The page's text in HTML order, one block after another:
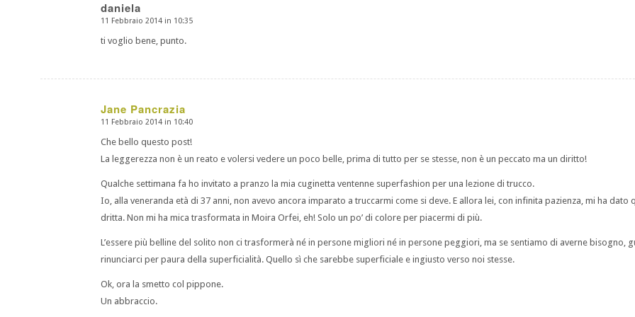
daniela
dice:
11 Febbraio 2014 in 10:35
ti voglio bene, punto.
Jane Pancrazia
dice:
11 Febbraio 2014 in 10:40
Che bello questo post!
La leggerezza non è un reato e volersi vedere un poco belle, prima di tutto per se stesse, non è un peccato ma un diritto!
Qualche settimana fa ho invitato a pranzo la mia cuginetta ventenne superfashion per una lezione di trucco.
Io, alla veneranda età di 37 anni, non avevo ancora imparato a truccarmi come si deve. E allora lei, con infinita pazienza, mi ha dato
dritta. Non mi ha mica trasformata in Moira Orfei, eh! Solo un po’ di colore per piacermi di più.
L’essere più belline del solito non ci trasformerà né in persone migliori né in persone peggiori, ma se sentiamo di averne bisogno,
rinunciarci per paura della superficialità. Quello sì che sarebbe superficiale e ingiusto verso noi stesse.
Ok, ora la smetto col pippone.
Un abbraccio.